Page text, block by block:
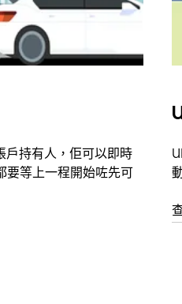
戶持有人，佢可以即時
要等上一程開始咗先可